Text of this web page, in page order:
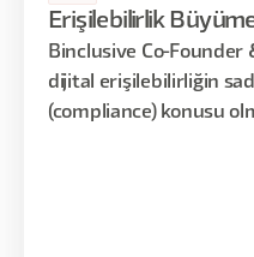
Erişilebilirlik
Binclusive Co-Founder
dijital erişilebilirliğin
(compliance) konusu